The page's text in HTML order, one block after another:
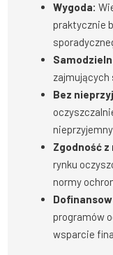
Wygoda:
praktycznie
Bez
Zgodność
rynku
normy
programów
wsparcie